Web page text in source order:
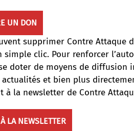
UN DON
supprimer Contre Attaque
clic. Pour renforcer
doter de moyens de diffusion
actualités et bien plus
à la newsletter de Contre
LA NEWSLETTER